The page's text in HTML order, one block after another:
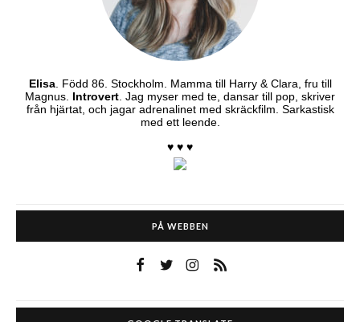
Elisa. Född 86. Stockholm. Mamma till Harry & Clara, fru till
Magnus. Introvert . Jag myser med te, dansar till pop, skriver
från hjärtat, och jagar adrenalinet med skräckfilm. Sarkastisk
med ett leende.
♥ ♥ ♥
PÅ WEBBEN